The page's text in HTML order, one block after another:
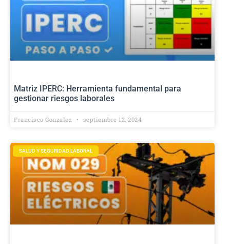
Matriz IPERC: Herramienta fundamental para
gestionar riesgos laborales
Francisco Gonzalez septiembre 12, 2024
SALUD Y SEGURIDAD LABORAL